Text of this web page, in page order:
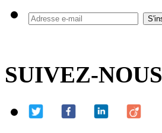
SUIVEZ-NOUS